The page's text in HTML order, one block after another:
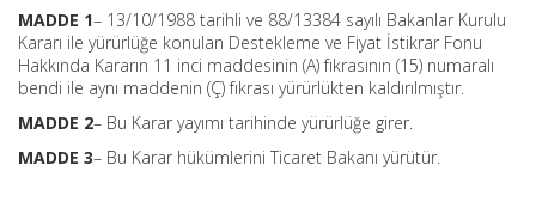
MADDE 1– 13/10/1988 tarihli ve 88/13384 sayılı Bakanlar Kurulu
Kararı ile yürürlüğe konulan Destekleme ve Fiyat İstikrar Fonu
Hakkında Kararın 11 inci maddesinin (A) fıkrasının (15) numaralı
bendi ile aynı maddenin (Ç) fıkrası yürürlükten kaldırılmıştır.
MADDE 2– Bu Karar yayımı tarihinde yürürlüğe girer.
MADDE 3– Bu Karar hükümlerini Ticaret Bakanı yürütür.